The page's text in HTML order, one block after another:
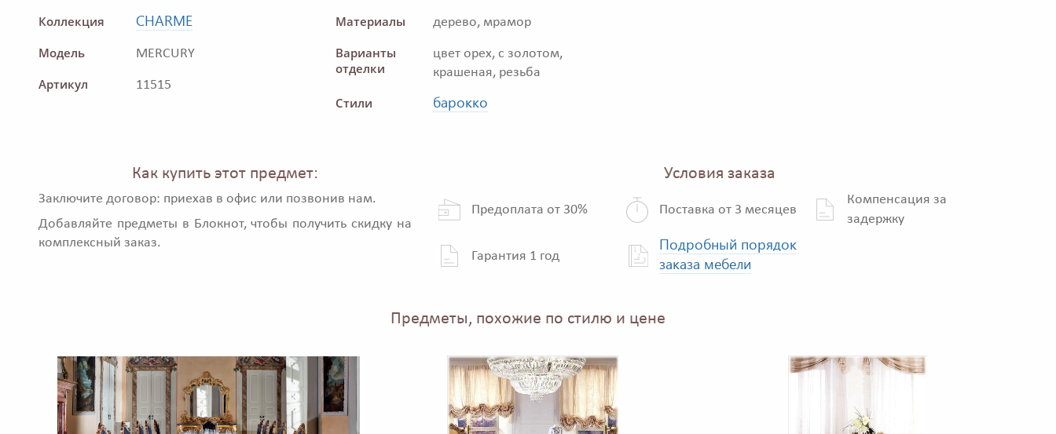
Коллекция CHARME
Модель MERCURY
Артикул 11515
Материалы дерево, мрамор
Варианты
отделки
цвет орех, с золотом,
крашеная, резьба
Стили барокко
Как купить этот предмет:
Заключите договор: приехав в офис или позвонив нам.
Добавляйте предметы в Блокнот, чтобы получить скидку на
комплексный заказ.
Условия заказа
Предоплата от 30% Поставка от 3 месяцев
Компенсация за
задержку
Гарантия 1 год
Подробный порядок
заказа мебели
Предметы, похожие по стилю и цене